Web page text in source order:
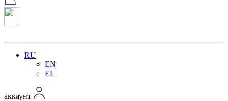
RU
EN
EL
аккаунт